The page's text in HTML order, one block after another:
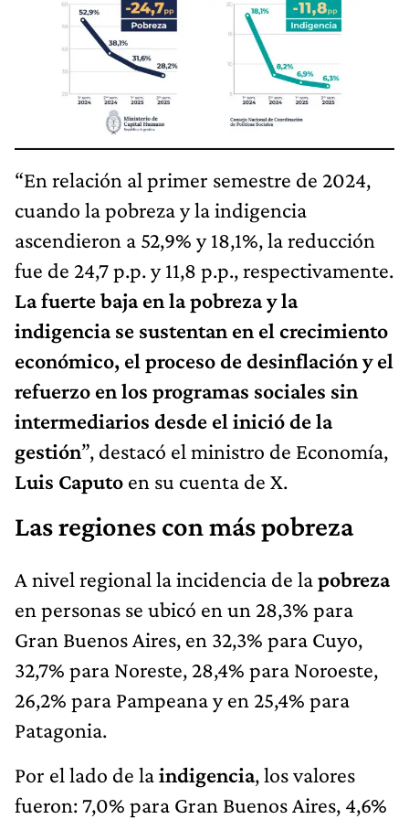
“En relación al primer semestre de 2024,
cuando la pobreza y la indigencia
ascendieron a 52,9% y 18,1%, la reducción
fue de 24,7 p.p. y 11,8 p.p., respectivamente.
La fuerte baja en la pobreza y la
indigencia se sustentan en el crecimiento
económico, el proceso de desinflación y el
refuerzo en los programas sociales sin
intermediarios desde el inició de la
gestión”, destacó el ministro de Economía,
Luis Caputo en su cuenta de X.
Las regiones con más pobreza
A nivel regional la incidencia de lapobreza
en personas se ubicó en un 28,3% para
Gran Buenos Aires, en 32,3% para Cuyo,
32,7% para Noreste, 28,4% para Noroeste,
26,2% para Pampeana y en 25,4% para
Patagonia.
Por el lado de laindigencia, los valores
fueron: 7,0% para Gran Buenos Aires, 4,6%